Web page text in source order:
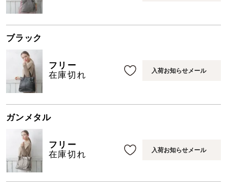
ブラック
フリー
在庫切れ
入荷お知らせメール
ガンメタル
フリー
在庫切れ
入荷お知らせメール